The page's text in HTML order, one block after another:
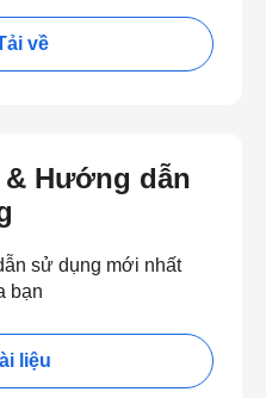
về
Hướng dẫn
sử dụng mới nhất
bạn
liệu